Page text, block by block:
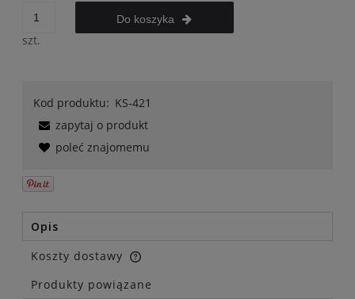
szt.
Do koszyka
Kod produktu: KS-421
zapytaj o produkt
poleć znajomemu
Opis
Koszty dostawy
Cena nie zawiera ewentualnych kosztów płatności
Produkty powiązane